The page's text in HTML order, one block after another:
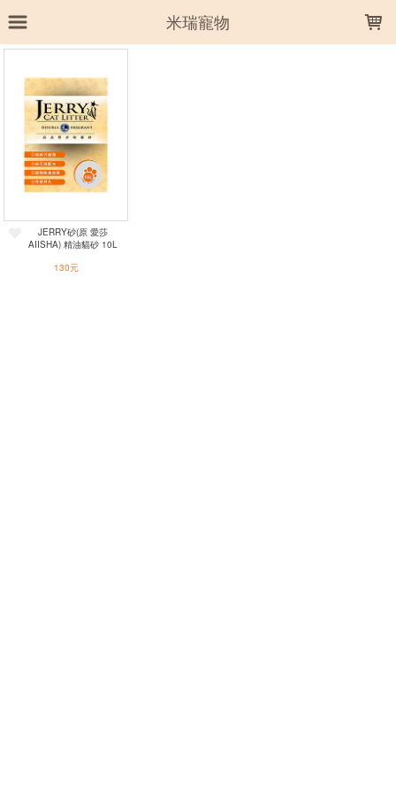
米瑞寵物
上架時間 銷售件數
樣式尺寸篩選
全部樣式 森林 細顆粒
全部尺寸 10L
JERRY砂(原 愛莎
AIISHA) 精油貓砂 10L
130元